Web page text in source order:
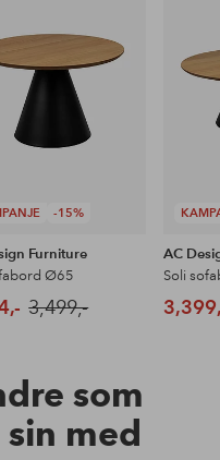
-15%
Furniture
Ø65
3,499,-
AC
Soli
som
med